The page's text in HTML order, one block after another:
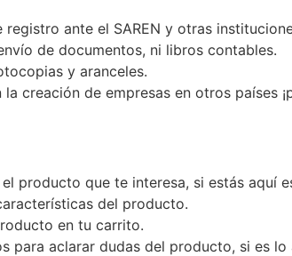
registro ante el SAREN y otras
de documentos, ni libros contables.
y aranceles.
la creación de empresas en otros países
producto que te interesa, si estás aquí
del producto.
en tu carrito.
para aclarar dudas del producto, si es